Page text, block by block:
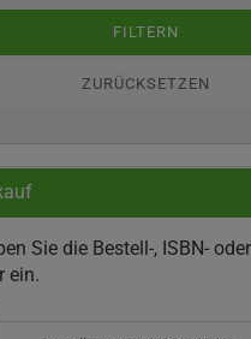
FILTERN
ZURÜCKSETZEN
Sie die Bestell-, ISBN-
ein.